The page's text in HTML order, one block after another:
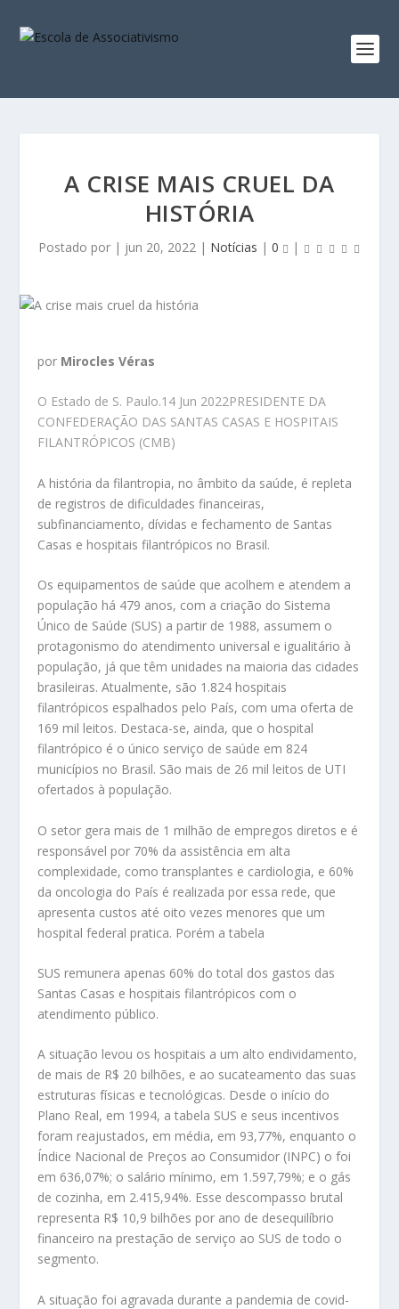
A CRISE MAIS CRUEL DA
HISTÓRIA
Postado por | jun 20, 2022| Notícias | 0 |
por Mirocles Véras
O Estado de S. Paulo.14 Jun 2022PRESIDENTE DA
CONFEDERAÇÃO DAS SANTAS CASAS E HOSPITAIS
FILANTRÓPICOS (CMB)
A história da filantropia, no âmbito da saúde, é repleta
de registros de dificuldades financeiras,
subfinanciamento, dívidas e fechamento de Santas
Casas e hospitais filantrópicos no Brasil.
Os equipamentos de saúde que acolhem e atendem a
população há 479 anos, com a criação do Sistema
Único de Saúde (SUS) a partir de 1988, assumem o
protagonismo do atendimento universal e igualitário à
população, já que têm unidades na maioria das cidades
brasileiras. Atualmente, são 1.824 hospitais
filantrópicos espalhados pelo País, com uma oferta de
169 mil leitos. Destaca-se, ainda, que o hospital
filantrópico é o único serviço de saúde em 824
municípios no Brasil. São mais de 26 mil leitos de UTI
ofertados à população.
O setor gera mais de 1 milhão de empregos diretos e é
responsável por 70% da assistência em alta
complexidade, como transplantes e cardiologia, e 60%
da oncologia do País é realizada por essa rede, que
apresenta custos até oito vezes menores que um
hospital federal pratica. Porém a tabela
SUS remunera apenas 60% do total dos gastos das
Santas Casas e hospitais filantrópicos com o
atendimento público.
A situação levou os hospitais a um alto endividamento,
de mais de R$ 20 bilhões, e ao sucateamento das suas
estruturas físicas e tecnológicas. Desde o início do
Plano Real, em 1994, a tabela SUS e seus incentivos
foram reajustados, em média, em 93,77%, enquanto o
Índice Nacional de Preços ao Consumidor (INPC) o foi
em 636,07%; o salário mínimo, em 1.597,79%; e o gás
de cozinha, em 2.415,94%. Esse descompasso brutal
representa R$ 10,9 bilhões por ano de desequilíbrio
financeiro na prestação de serviço ao SUS de todo o
segmento.
A situação foi agravada durante a pandemia de covid-